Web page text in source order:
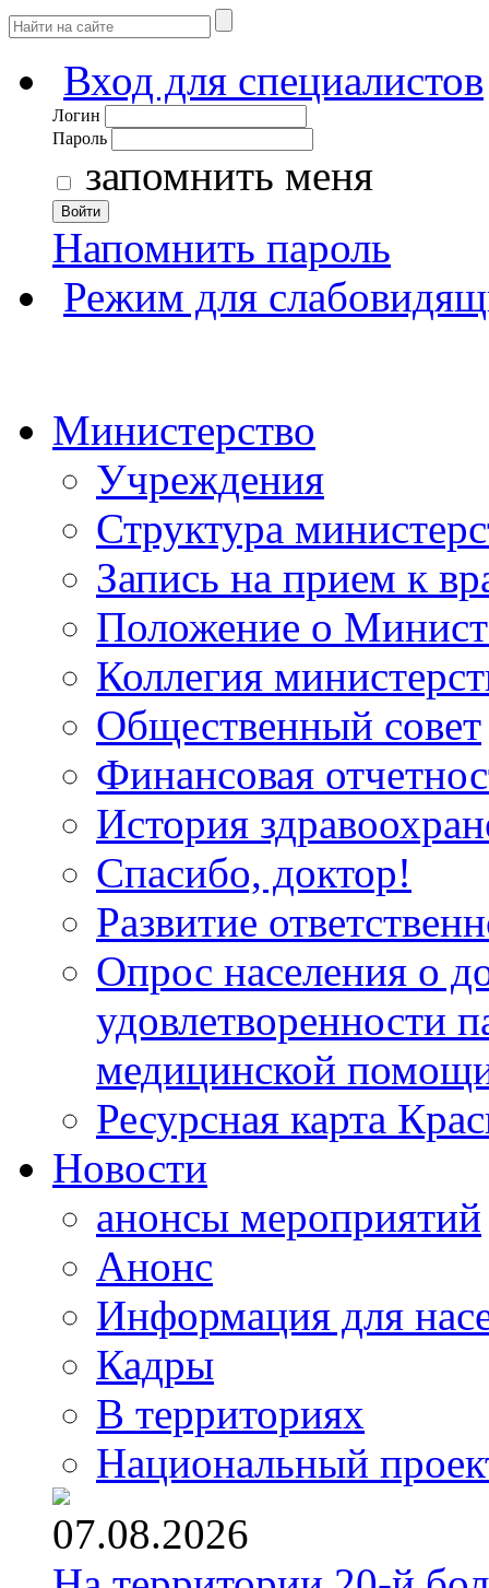
Вход для специалистов
Логин
Пароль
запомнить меня
Войти
Напомнить пароль
Режим для
Министерство
Учреждения
Структура
Запись на прием к
Положение о
Коллегия
Общественный совет
Финансовая
История
Спасибо, доктор!
Развитие
Опрос населения о
удовлетворенности
медицинской
Ресурсная карта
Новости
анонсы мероприятий
Анонс
Информация для
Кадры
В территориях
Национальный
07.08.2026